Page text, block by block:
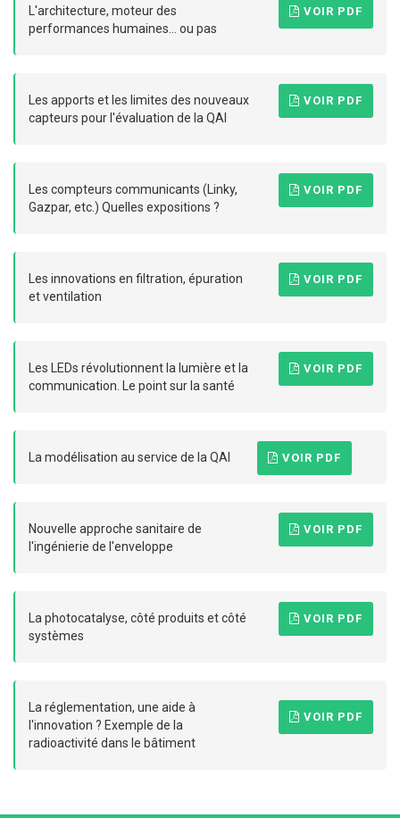
L'architecture, moteur des
performances humaines... ou pas
VOIR PDF
Les apports et les limites des nouveaux
capteurs pour l'évaluation de la QAI
VOIR PDF
Les compteurs communicants (Linky,
Gazpar, etc.) Quelles expositions ?
VOIR PDF
Les innovations en filtration, épuration
et ventilation
VOIR PDF
Les LEDs révolutionnent la lumière et la
communication. Le point sur la santé
VOIR PDF
La modélisation au service de la QAI VOIR PDF
Nouvelle approche sanitaire de
l'ingénierie de l'enveloppe
VOIR PDF
La photocatalyse, côté produits et côté
systèmes
VOIR PDF
La réglementation, une aide à
l'innovation ? Exemple de la
radioactivité dans le bâtiment
VOIR PDF